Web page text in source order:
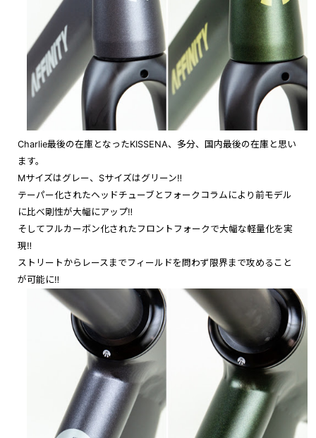
Charlie最後の在庫となったKISSENA、 多分、国内最後の在庫と思い
ます。
Mサイズはグレー、Sサイズはグリーン‼︎
テーパー化されたヘッドチューブとフォークコラムにより前モデル
に比べ剛性が大幅にアップ‼
そしてフルカーボン化されたフロントフォークで大幅な軽量化を実
現‼
ストリートからレースまでフィールドを問わず限界まで攻めること
が可能に‼